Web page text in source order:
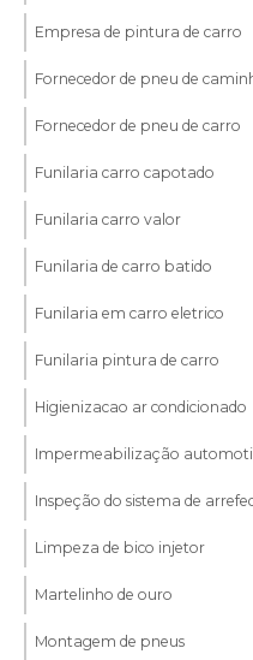
Empresa de pintura de carro
Fornecedor de pneu de
Fornecedor de pneu de carro
Funilaria carro capotado
Funilaria carro valor
Funilaria de carro batido
Funilaria em carro eletrico
Funilaria pintura de carro
Higienizacao ar condicionado
Impermeabilização
Inspeção do sistema de
Limpeza de bico injetor
Martelinho de ouro
Montagem de pneus